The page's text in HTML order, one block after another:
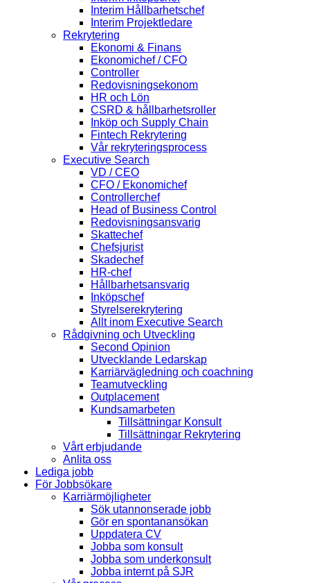
Interim Hållbarhetschef
Interim Projektledare
Rekrytering
Ekonomi & Finans
Ekonomichef / CFO
Controller
Redovisningsekonom
HR och Lön
CSRD & hållbarhetsroller
Inköp och Supply Chain
Fintech Rekrytering
Vår rekryteringsprocess
Executive Search
VD / CEO
CFO / Ekonomichef
Controllerchef
Head of Business Control
Redovisningsansvarig
Skattechef
Chefsjurist
Skadechef
HR-chef
Hållbarhetsansvarig
Inköpschef
Styrelserekrytering
Allt inom Executive Search
Rådgivning och Utveckling
Second Opinion
Utvecklande Ledarskap
Karriärvägledning och coachning
Teamutveckling
Outplacement
Kundsamarbeten
Tillsättningar Konsult
Tillsättningar Rekrytering
Vårt erbjudande
Anlita oss
Lediga jobb
För Jobbsökare
Karriärmöjligheter
Sök utannonserade jobb
Gör en spontanansökan
Uppdatera CV
Jobba som konsult
Jobba som underkonsult
Jobba internt på SJR